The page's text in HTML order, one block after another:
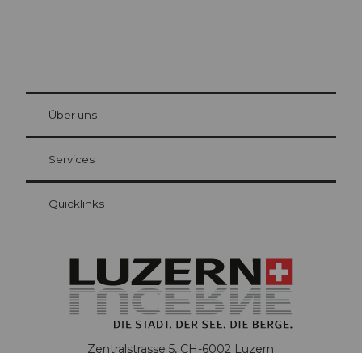
Gästekarte Luzern
Ihre Vorteile als Übernachtungsgast
at Bre
Über uns
Services
Quicklinks
Zentralstrasse 5, CH-6002 Luzern